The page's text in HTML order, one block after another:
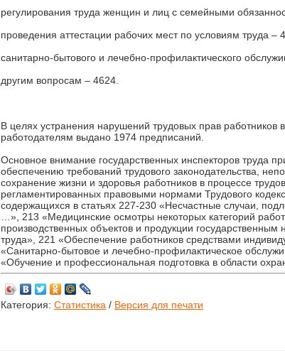
регулирования труда женщин и лиц с семейными
проведения аттестации рабочих мест по условиям труда –
санитарно-бытового и лечебно-профилактического
другим вопросам – 4624.
В целях устранения нарушений трудовых прав работников
работодателям выдано 1974 предписаний.
Основное внимание государственных инспекторов труда
обеспечению требований трудового законодательства,
сохранение жизни и здоровья работников в процессе
регламентированных правовыми нормами Трудового
содержащихся в статьях 227-230 «Несчастные случаи,
…», 213 «Медицинские осмотры некоторых категорий
производственных объектов и продукции
труда», 221 «Обеспечение работников средствами
«Санитарно-бытовое и лечебно-профилактическое
«Обучение и профессиональная подготовка в области
Категория: Статистика / Версия для печати